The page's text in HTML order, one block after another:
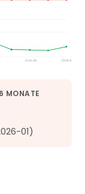
MONATE
01)